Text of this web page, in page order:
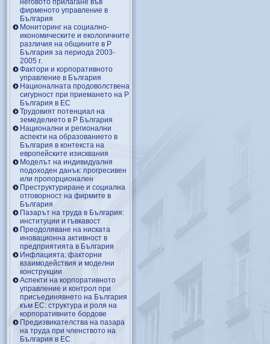
неговото прилагане във
фирменото управление в
България
Мониторинг на социално-
икономическите и екологичните
различия на общините в Р
България за периода 2003-
2005 г.
Фактори и корпоративното
управление в България
Националната продоволствена
сигурност при приемането на Р
България в ЕС
Трудовият потенциал на
земеделието в Р България
Национални и регионални
аспекти на образованието в
България в контекста на
европейските изисквания
Моделът на индивидуалня
подоходен данък: прогресивен
или пропорционален
Преструктуриране и социална
отговорност на фирмите в
България
Пазарът на труда в България:
институции и гъвкавост
Преодоляване на ниската
иновационна активност в
предприятията в България
Инфлацията: факторни
взаимодействия и моделни
конструкции
Аспекти на корпоративното
управление и контрол при
присъединявнето на България
към ЕС: структура и роля на
корпоративните бордове
Предизвикателства на пазара
на труда при членството на
България в ЕС